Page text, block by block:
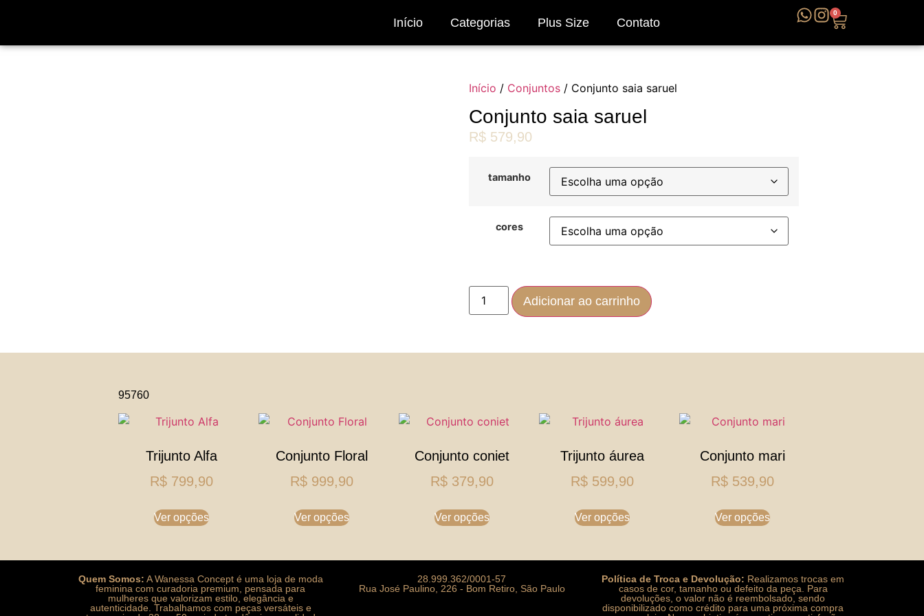
Início Categorias Plus Size Contato
0
Início / Conjuntos / Conjunto saia saruel
Conjunto saia saruel
R$ 579,90
tamanho
cores
Adicionar ao carrinho
95760
Trijunto Alfa
R$ 799,90
Ver opções
Conjunto Floral
R$ 999,90
Ver opções
Conjunto coniet
R$ 379,90
Ver opções
Trijunto áurea
R$ 599,90
Ver opções
Conjunto mari
R$ 539,90
Ver opções
Quem Somos: A Wanessa Concept é uma loja de moda
feminina com curadoria premium, pensada para
mulheres que valorizam estilo, elegância e
autenticidade. Trabalhamos com peças versáteis e
28.999.362/0001-57
Rua José Paulino, 226 - Bom Retiro, São Paulo
Política de Troca e Devolução: Realizamos trocas em
casos de cor, tamanho ou defeito da peça. Para
devoluções, o valor não é reembolsado, sendo
disponibilizado como crédito para uma próxima compra